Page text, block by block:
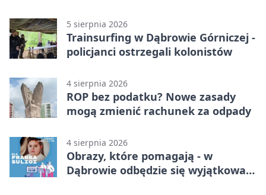
5 sierpnia 2026
Trainsurfing w Dąbrowie Górniczej -
policjanci ostrzegali kolonistów
4 sierpnia 2026
ROP bez podatku? Nowe zasady
mogą zmienić rachunek za odpady
4 sierpnia 2026
Obrazy, które pomagają - w
Dąbrowie odbędzie się wyjątkowa